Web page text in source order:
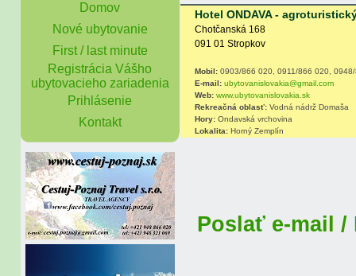
Domov
Nové ubytovanie
First / last minute
Registrácia Vášho
ubytovacieho zariadenia
Prihlásenie
Kontakt
Hotel ONDAVA -
Chotčanská 168
091 01 Stropkov
Mobil:0903/866 020, 0911/866 020,
E-mail: ubytovanislovakia@gmail.com
Web: www.ubytovanislovakia.sk
Rekreačná oblasť:Vodná nádrž Domaša
Hory:Ondavská vrchovina
Lokalita:Horný Zemplín
Poslať e-mail /